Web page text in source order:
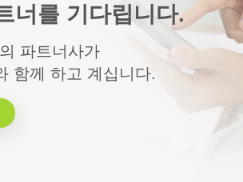
너를 기다립니다.
의 파트너사가
함께 하고 계십니다.